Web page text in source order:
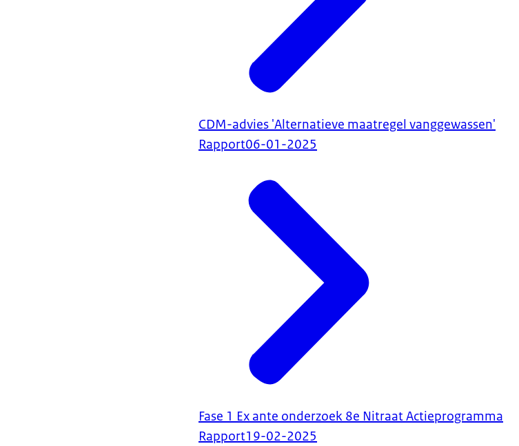
CDM-advies 'Alternatieve maatregel vanggewassen'
Rapport06-01-2025
Fase 1 Ex ante onderzoek 8e Nitraat Actieprogramma
Rapport19-02-2025